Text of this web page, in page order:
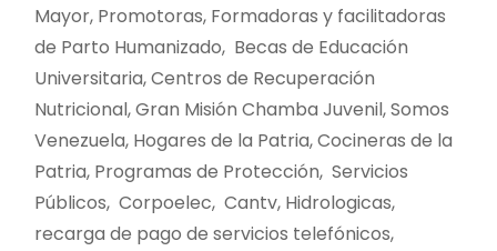
Mayor, Promotoras, Formadoras y facilitadoras
de Parto Humanizado, Becas de Educación
Universitaria, Centros de Recuperación
Nutricional, Gran Misión Chamba Juvenil, Somos
Venezuela, Hogares de la Patria, Cocineras de la
Patria, Programas de Protección, Servicios
Públicos, Corpoelec, Cantv, Hidrologicas,
recarga de pago de servicios telefónicos,